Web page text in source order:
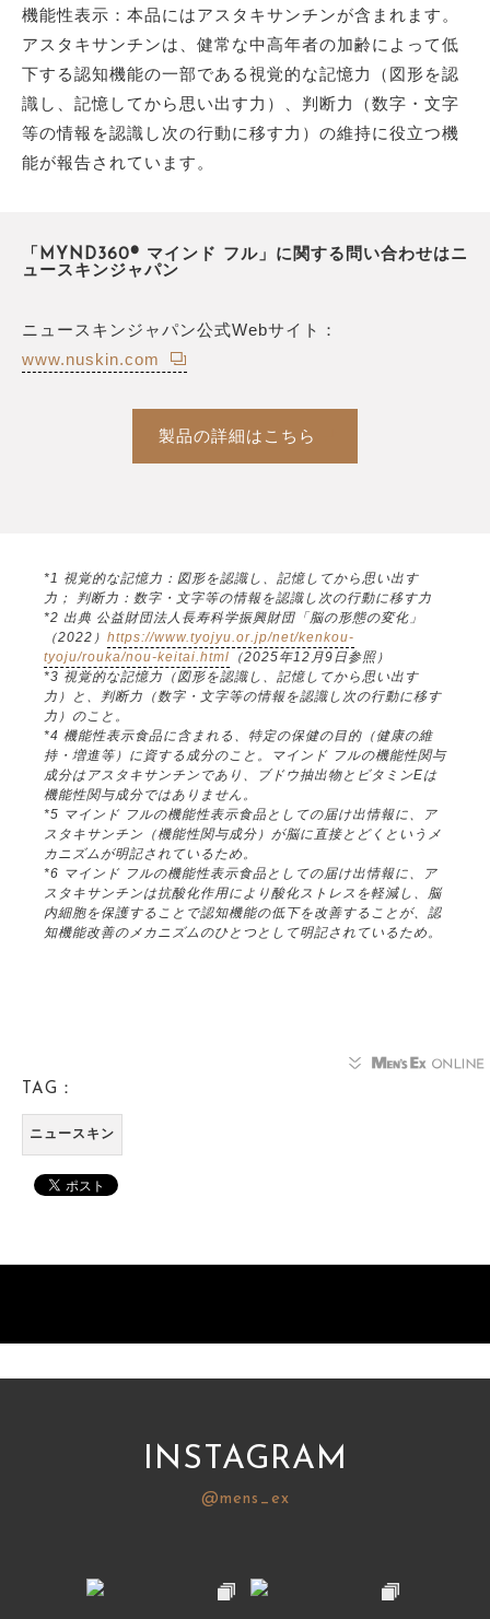
機能性表示：本品にはアスタキサンチンが含まれます。
アスタキサンチンは、健常な中高年者の加齢によって低
下する認知機能の一部である視覚的な記憶力（図形を認
識し、記憶してから思い出す力）、判断力（数字・文字
等の情報を認識し次の行動に移す力）の維持に役立つ機
能が報告されています。
「MYND360® マインド フル」に関する問い合わせはニ
ュースキンジャパン
ニュースキンジャパン公式Webサイト：
www.nuskin.com
製品の詳細はこちら
*1 視覚的な記憶力：図形を認識し、記憶してから思い出す
力； 判断力：数字・文字等の情報を認識し次の行動に移す力
*2 出典 公益財団法人長寿科学振興財団「脳の形態の変化」
（2022） https://www.tyojyu.or.jp/net/kenkou-
tyoju/rouka/nou-keitai.html （2025年12月9日参照）
*3 視覚的な記憶力（図形を認識し、記憶してから思い出す
力）と、判断力（数字・文字等の情報を認識し次の行動に移す
力）のこと。
*4 機能性表示食品に含まれる、特定の保健の目的（健康の維
持・増進等）に資する成分のこと。マインド フルの機能性関与
成分はアスタキサンチンであり、ブドウ抽出物とビタミンEは
機能性関与成分ではありません。
*5 マインド フルの機能性表示食品としての届け出情報に、ア
スタキサンチン（機能性関与成分）が脳に直接とどくというメ
カニズムが明記されているため。
*6 マインド フルの機能性表示食品としての届け出情報に、ア
スタキサンチンは抗酸化作用により酸化ストレスを軽減し、脳
内細胞を保護することで認知機能の低下を改善することが、認
知機能改善のメカニズムのひとつとして明記されているため。
TAG：
ニュースキン
INSTAGRAM
@mens_ex